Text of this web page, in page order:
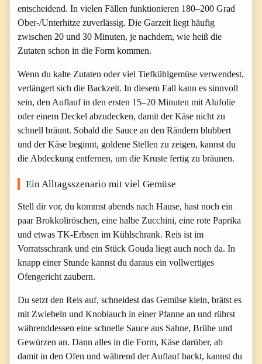
entscheidend. In vielen Fällen funktionieren 180–200 Grad
Ober-/Unterhitze zuverlässig. Die Garzeit liegt häufig
zwischen 20 und 30 Minuten, je nachdem, wie heiß die
Zutaten schon in die Form kommen.
Wenn du kalte Zutaten oder viel Tiefkühlgemüse verwendest,
verlängert sich die Backzeit. In diesem Fall kann es sinnvoll
sein, den Auflauf in den ersten 15–20 Minuten mit Alufolie
oder einem Deckel abzudecken, damit der Käse nicht zu
schnell bräunt. Sobald die Sauce an den Rändern blubbert
und der Käse beginnt, goldene Stellen zu zeigen, kannst du
die Abdeckung entfernen, um die Kruste fertig zu bräunen.
Ein Alltagsszenario mit viel Gemüse
Stell dir vor, du kommst abends nach Hause, hast noch ein
paar Brokkoliröschen, eine halbe Zucchini, eine rote Paprika
und etwas TK-Erbsen im Kühlschrank. Reis ist im
Vorratsschrank und ein Stück Gouda liegt auch noch da. In
knapp einer Stunde kannst du daraus ein vollwertiges
Ofengericht zaubern.
Du setzt den Reis auf, schneidest das Gemüse klein, brätst es
mit Zwiebeln und Knoblauch in einer Pfanne an und rührst
währenddessen eine schnelle Sauce aus Sahne, Brühe und
Gewürzen an. Dann alles in die Form, Käse darüber, ab
damit in den Ofen und während der Auflauf backt, kannst du